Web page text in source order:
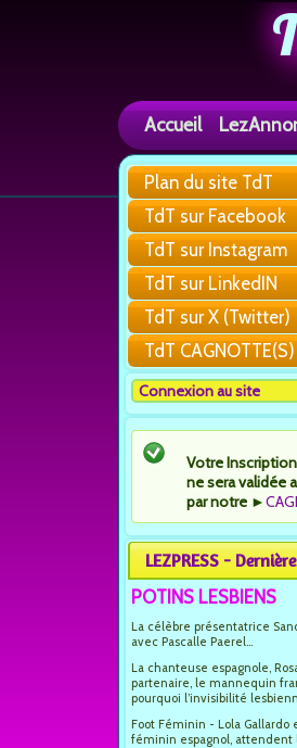
Accueil
Plan du site TdT
TdT sur Facebook
TdT sur Instagram
TdT sur LinkedIN
TdT sur X (Twitter)
TdT CAGNOTTE(S)
Connexion au site
Votre
ne sera validée
par notre ►
LEZPRESS -
POTINS LESBIENS
La célèbre présentatrice
avec Pascalle Paerel...
La chanteuse espagnole,
partenaire, le mannequin
pourquoi l’invisibilité
Foot Féminin - Lola Gallardo
féminin espagnol, attendent